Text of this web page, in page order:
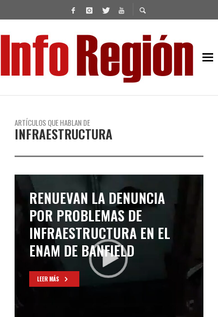
ARTÍCULOS QUE HABLAN DE
INFRAESTRUCTURA
RENUEVAN LA DENUNCIA
POR PROBLEMAS DE
INFRAESTRUCTURA EN EL
ENAM DE BANFIELD
LEER MÁS